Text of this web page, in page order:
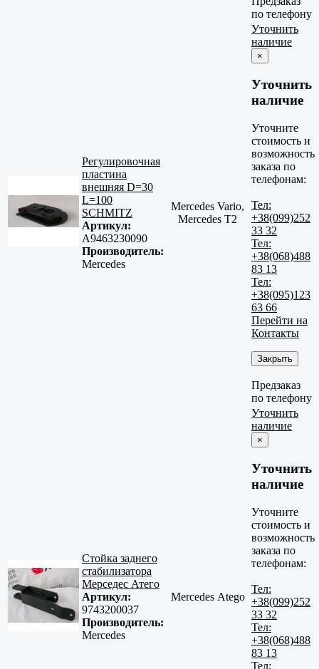
по телефону
Регулировочная
пластина
внешняя D=30
L=100
SCHMITZ
Артикул:
A9463230090
Производитель:
Mercedes
Mercedes Vario,
Mercedes T2
Уточнить
наличие
×
Уточнить
наличие
Уточните
стоимость и
возможность
заказа по
телефонам:
Тел:
+38(099)252
33 32
Тел:
+38(068)488
83 13
Тел:
+38(095)123
63 66
Перейти на
Контакты
Закрыть
Предзаказ
по телефону
Стойка заднего
стабилизатора
Мерседес Атего
Артикул:
9743200037
Производитель:
Mercedes
Mercedes Atego
Уточнить
наличие
×
Уточнить
наличие
Уточните
стоимость и
возможность
заказа по
телефонам:
Тел:
+38(099)252
33 32
Тел:
+38(068)488
83 13
Тел: